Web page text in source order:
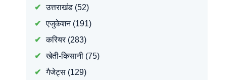
उत्तराखंड(52)
एजुकेशन(191)
करियर(283)
खेती-किसानी(75)
गैजेट्स(129)